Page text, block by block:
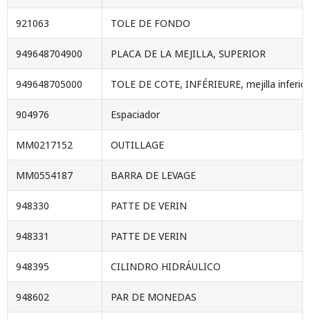
921063 TOLE DE FONDO
949648704900 PLACA DE LA MEJILLA, SUPERIOR
949648705000 TOLE DE COTE, INFÉRIEURE, mejilla inferior
904976 Espaciador
MM0217152 OUTILLAGE
MM0554187 BARRA DE LEVAGE
948330 PATTE DE VERIN
948331 PATTE DE VERIN
948395 CILINDRO HIDRÁULICO
948602 PAR DE MONEDAS